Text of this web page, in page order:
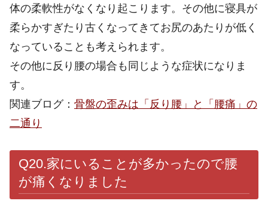
体の柔軟性がなくなり起こります。その他に寝具が
柔らかすぎたり古くなってきてお尻のあたりが低く
なっていることも考えられます。
その他に反り腰の場合も同じような症状になりま
す。
関連ブログ： 骨盤の歪みは「反り腰」と「腰痛」の
二通り
Q20.家にいることが多かったので腰
が痛く なりました